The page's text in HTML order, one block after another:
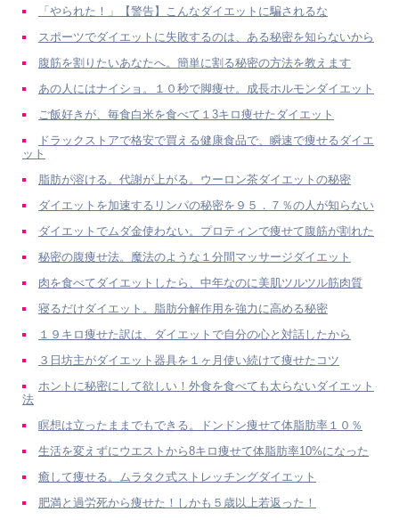
「やられた！」【警告】こんなダイエットに騙されるな
スポーツでダイエットに失敗するのは、ある秘密を知らないから
腹筋を割りたいあなたへ。簡単に割る秘密の方法を教えます
あの人にはナイショ。１０秒で脚痩せ。成長ホルモンダイエット
ご飯好きが、毎食白米を食べて１3キロ痩せたダイエット
ドラックストアで格安で買える健康食品で、瞬速で痩せるダイエ
ット
脂肪が溶ける。代謝が上がる。ウーロン茶ダイエットの秘密
ダイエットを加速するリンパの秘密を９５．７％の人が知らない
ダイエットでムダ金使わない。プロティンで痩せて腹筋が割れた
秘密の腹痩せ法。魔法のような１分間マッサージダイエット
肉を食べてダイエットしたら、中年なのに美肌ツルツル筋肉質
寝るだけダイエット。脂肪分解作用を強力に高める秘密
１９キロ痩せた訳は、ダイエットで自分の心と対話したから
３日坊主がダイエット器具を１ヶ月使い続けて痩せたコツ
ホントに秘密にして欲しい！外食を食べても太らないダイエット
法
瞑想は立ったままでもできる。ドンドン痩せて体脂肪率１０％
生活を変えずにウエストから8キロ痩せて体脂肪率10%になった
癒して痩せる。ムラタク式ストレッチングダイエット
肥満と過労死から痩せた！しかも５歳以上若返った！